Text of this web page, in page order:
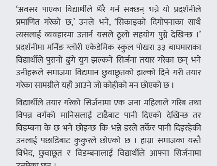
‘अवसर पाएका विद्यार्थीले धेरै गर्न सक्छन् भन्ने यो प्रदर्शनीले
प्रमाणित गरेको छ,’ उनले भने, ‘सिकाइको दिगोपनाका साथै
त्यसलाई व्यवहारमा उतार्न यसले ठूलो सहयोग पुग्ने देखिन्छ ।’
प्रदर्शनीमा मर्निङ ग्लोरी एकेडेमिक स्कुल पोखरा ३३ बाघमाराका
विद्यार्थीले पुरानो ढुंगे युग झल्कने सिर्जना तयार गरेका छन् भने
उनीहरूले समाजमा विद्यमान छुवाछूतको झल्को दिने गरी तयार
गरेका सामग्रीले यहाँ आउने जो कोहीको मन छोएको छ ।
विद्यार्थीले तयार गरेको सिर्जनामा एक जना महिलाले गरिब तथा
विपन्न वर्गको मानिसलाई टाढैबाट पानी दिएको देखिन्छ तर
विडम्बना के छ भने छोइन्छ कि भन्ने डरले तर्केर पानी दिइरहेकी
उनलाई पछाडिबाट कुकुरले छोएको छ । हाम्रा समाजका यस्तै
विभेद, छुवाछूत र विडम्बनालाई विद्यार्थीले आफ्ना सिर्जनामा